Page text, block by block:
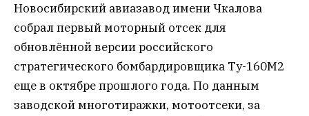
Новосибирский авиазавод имени Чкалова
собрал первый моторный отсек для
обновлённой версии российского
стратегического бомбардировщика Ту-160М2
еще в октябре прошлого года. По данным
заводской многотиражки, мотоотсеки, за